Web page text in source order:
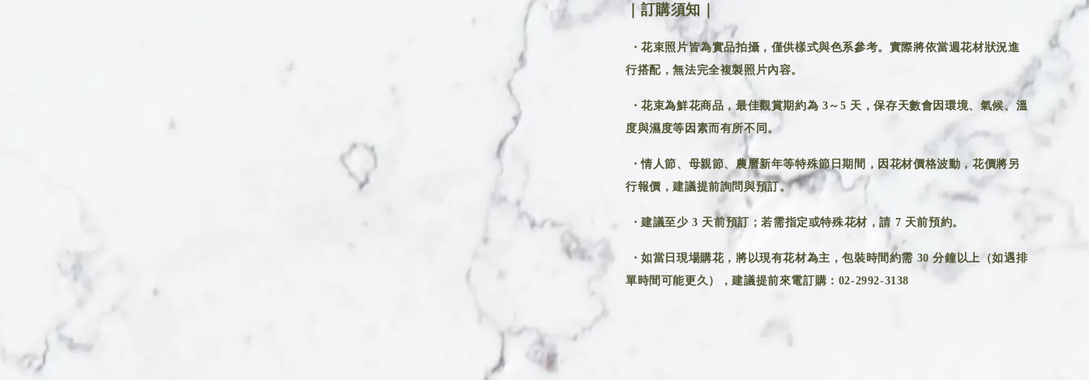
｜訂購須知｜
・花束照片皆為實品拍攝，僅供樣式與色系參考。實際將依當週花材狀況進
行搭配，無法完全複製照片內容。
・花束為鮮花商品，最佳觀賞期約為 3～5 天，保存天數會因環境、氣候、溫
度與濕度等因素而有所不同。
・情人節、母親節、農曆新年等特殊節日期間，因花材價格波動，花價將另
行報價，建議提前詢問與預訂。
・建議至少 3 天前預訂；若需指定或特殊花材，請 7 天前預約。
・如當日現場購花，將以現有花材為主，包裝時間約需 30 分鐘以上（如遇排
單時間可能更久），建議提前來電訂購：02-2992-3138